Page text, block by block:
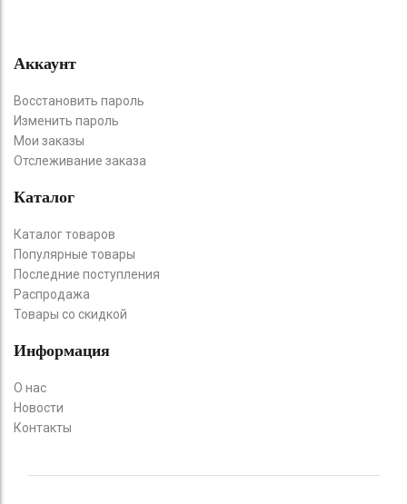
Аккаунт
Восстановить пароль
Изменить пароль
Мои заказы
Отслеживание заказа
Каталог
Каталог товаров
Популярные товары
Последние поступления
Распродажа
Товары со скидкой
Информация
О нас
Новости
Контакты